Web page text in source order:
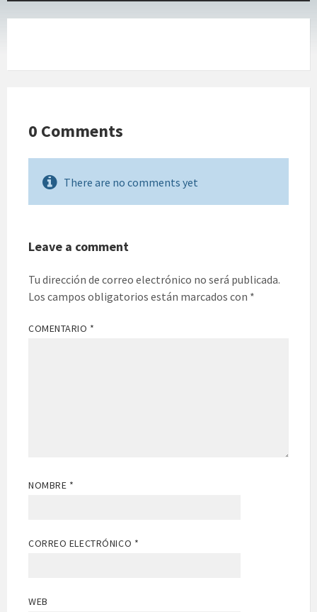
0 Comments
There are no comments yet
Leave a comment
Tu dirección de correo electrónico no será publicada.
Los campos obligatorios están marcados con *
COMENTARIO *
NOMBRE *
CORREO ELECTRÓNICO *
WEB